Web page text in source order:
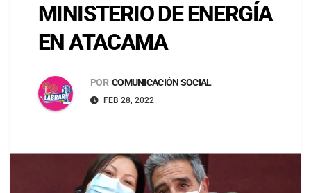
MINISTERIO DE ENERGÍA
EN ATACAMA
POR COMUNICACIÓN SOCIAL
FEB 28, 2022